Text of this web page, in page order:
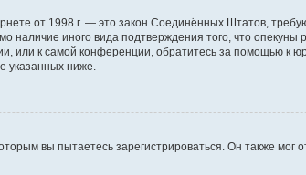
от 1998 г. — это закон Соединённых Штатов,
наличие иного вида подтверждения того, что
или к самой конференции, обратитесь за помощью к
указанных ниже.
вы пытаетесь зарегистрироваться. Он также мог